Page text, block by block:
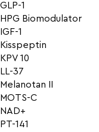
GLP-1
HPG Biomodulator
IGF-1
Kisspeptin
KPV 10
LL-37
Melanotan II
MOTS-C
NAD+
PT-141